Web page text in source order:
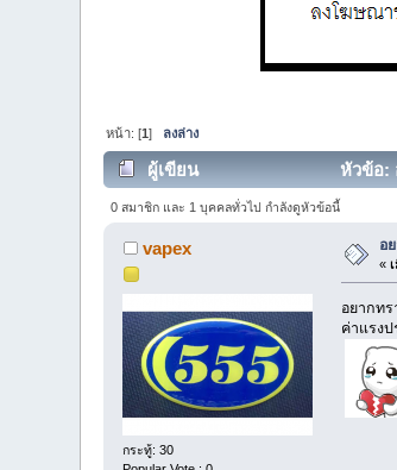
หน้า: [1] ลงล่าง
ผู้เขียน หัวข้อ:
0 สมาชิก และ 1 บุคคลทั่วไป กำลังดูหัวข้อนี้
vapex
กระทู้: 30
อ
«
อยากทร
ค่าแรงป